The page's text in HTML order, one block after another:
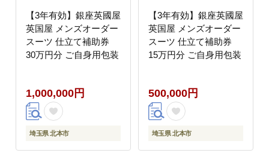
【3年有効】銀座英國屋
英国屋 メンズオーダー
スーツ 仕立て補助券
30万円分 ご自身用包装
1,000,000円
埼玉県 北本市
【3年有効】銀座英國屋
英国屋 メンズオーダー
スーツ 仕立て補助券
15万円分 ご自身用包装
500,000円
埼玉県 北本市